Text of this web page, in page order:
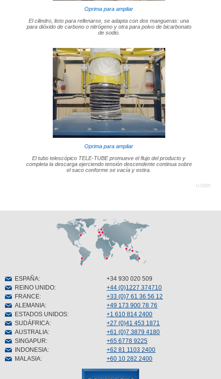
Oprima para ampliar
El cilindro, listo para rellenarse, se adapta con dos mangueras: una
para dióxido de carbono o nitrógeno y otra para polvo de bicarbonato
de sodio.
Oprima para ampliar
El tubo telescópico TELE-TUBE promueve el flujo del producto y
completa la descarga ejerciendo tensión descendente continua sobre
el saco conforme se vacía y estira.
U-0205
ESPAÑA:
+34 930 020 509
REINO UNIDO:
+44 (0)1227 374710
FRANCE:
+33 (0)7 61 36 56 12
ALEMANIA:
+49 173 900 78 76
ESTADOS UNIDOS:
+1 610 814 2400
SUDÁFRICA:
+27 (0)41 453 1871
AUSTRALIA:
+61 (0)7 3879 4180
SINGAPUR:
+65 6778 9225
INDONESIA:
+62 81 1103 2400
MALASIA: +60 10 282 2400